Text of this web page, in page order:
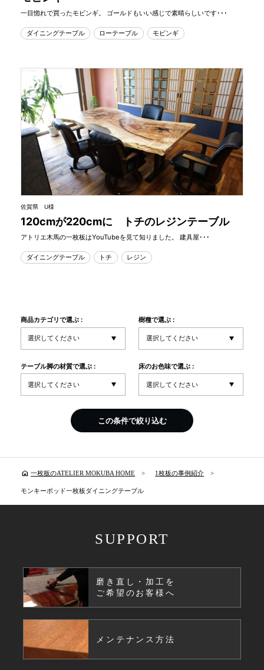
一目惚れで買ったモビンギ。 ゴールドもいい感じで素晴らしいです･･･
ダイニングテーブル ローテーブル モビンギ
佐賀県 U様
120cmが220cmに トチのレジンテーブル
アトリエ木馬の一枚板はYouTubeを見て知りました。 建具屋･･･
ダイニングテーブル トチ レジン
商品カテゴリで選ぶ : 樹種で選ぶ :
テーブル脚の材質で選ぶ : 床のお色味で選ぶ :
この条件で絞り込む
home 一枚板のATELIER MOKUBA HOME 1枚板の事例紹介
モンキーポッド一枚板ダイニングテーブル
SUPPORT
磨き直し・加工を
ご希望のお客様へ
メンテナンス方法